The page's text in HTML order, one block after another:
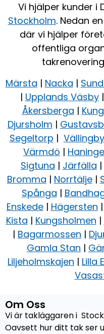
Vi hjälper kunder i
Stockholm. Nedan
där vi hjälper
offentliga
Märsta | Nacka |
| Upplands Väsby|
Åkersberga |
Djursholm |
Segeltorp | Vällingby
Värmdö | Haninge
Sigtuna | Järfälla |
Bromma | Norrtälje|
Spånga |
Enskede| Hägersten |
Kista | Kungsholmen |
| Bagarmossen |
Gamla Stan |
Liljeholmskajen | Lilla
Om Oss
Vi är takläggaren i
Oavsett hur ditt tak ser